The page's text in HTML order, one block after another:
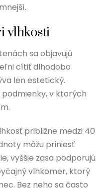
vlhkosti
sa objavujú
cítiť dlhodobo
len estetický.
v ktorých
približne medzi 40
môžu priniesť
vyššie zasa podporujú
vlhkomer, ktorý
Bez neho sa často